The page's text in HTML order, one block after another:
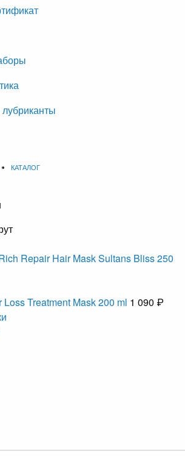
КАТАЛОГ
Repair Hair Mask Sultans Bliss 250
Treatment Mask 200 ml 1 090 ₽